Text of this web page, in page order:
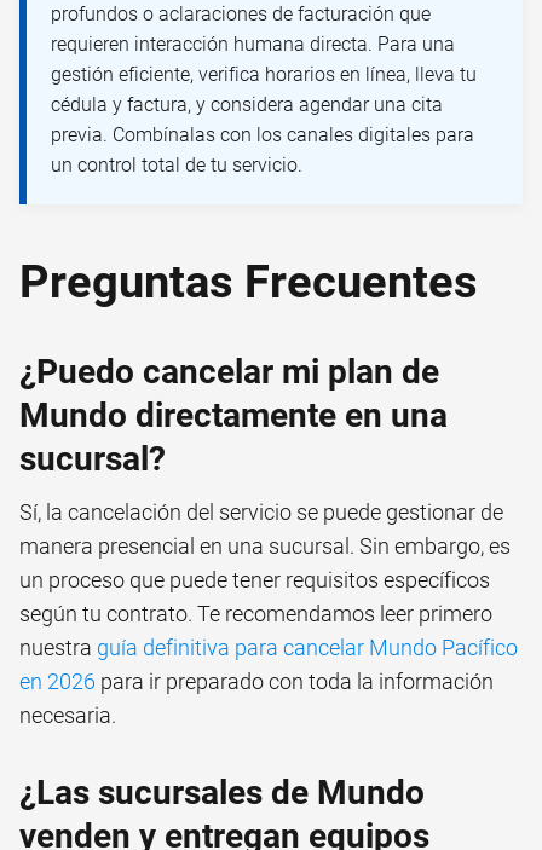
profundos o aclaraciones de facturación que
requieren interacción humana directa. Para una
gestión eficiente, verifica horarios en línea, lleva tu
cédula y factura, y considera agendar una cita
previa. Combínalas con los canales digitales para
un control total de tu servicio.
Preguntas Frecuentes
¿Puedo cancelar mi plan de
Mundo directamente en una
sucursal?
Sí, la cancelación del servicio se puede gestionar de
manera presencial en una sucursal. Sin embargo, es
un proceso que puede tener requisitos específicos
según tu contrato. Te recomendamos leer primero
nuestra guía definitiva para cancelar Mundo Pacífico
en 2026 para ir preparado con toda la información
necesaria.
¿Las sucursales de Mundo
venden y entregan equipos